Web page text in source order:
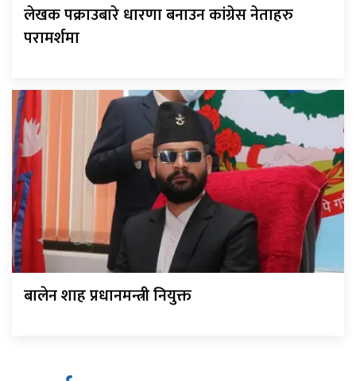
लेखक पक्राउबारे धारणा बनाउन कांग्रेस नेताहरु
परामर्शमा
बालेन शाह प्रधानमन्त्री नियुक्त